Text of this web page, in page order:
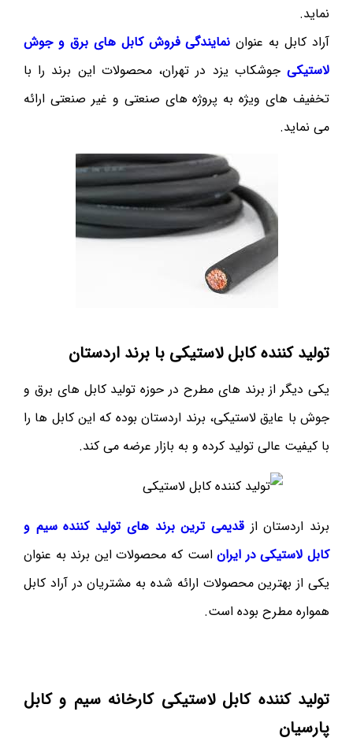
نماید.
آراد کابل به عنوان نمایندگی فروش کابل های برق و جوش
لاستیکی جوشکاب یزد در تهران، محصولات این برند را با
تخفیف های ویژه به پروژه های صنعتی و غیر صنعتی ارائه
می نماید.
تولید کننده کابل لاستیکی با برند اردستان
یکی دیگر از برند های مطرح در حوزه تولید کابل های برق و
جوش با عایق لاستیکی، برند اردستان بوده که این کابل ها را
با کیفیت عالی تولید کرده و به بازار عرضه می کند.
برند اردستان ازقدیمی ترین برند های تولید کننده سیم و
کابل لاستیکی در ایراناست که محصولات این برند به عنوان
یکی از بهترین محصولات ارائه شده به مشتریان در آراد کابل
همواره مطرح بوده است.
تولید کننده کابل لاستیکی کارخانه سیم و کابل
پارسیان